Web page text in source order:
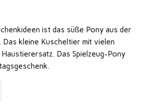
ist das süße Pony aus der
kleine Kuscheltier mit vielen
Das Spielzeug-Pony